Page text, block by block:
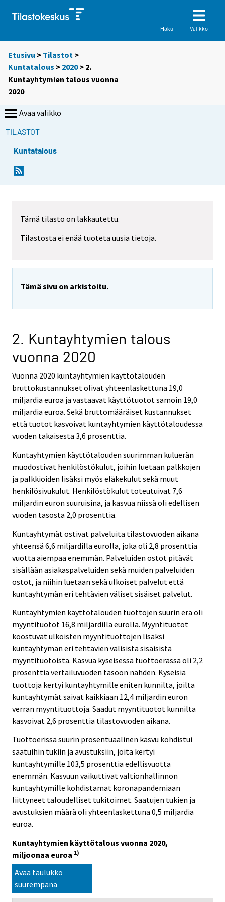
Haku Valikko
Etusivu > Tilastot >
Kuntatalous > 2020> 2.
Kuntayhtymien talous vuonna
2020
Avaa valikko
TILASTOT
Kuntatalous
Tämä tilasto on lakkautettu.
Tilastosta ei enää tuoteta uusia tietoja.
Tämä sivu on arkistoitu.
2. Kuntayhtymien talous
vuonna 2020
Vuonna 2020 kuntayhtymien käyttötalouden
bruttokustannukset olivat yhteenlaskettuna 19,0
miljardia euroa ja vastaavat käyttötuotot samoin 19,0
miljardia euroa. Sekä bruttomääräiset kustannukset
että tuotot kasvoivat kuntayhtymien käyttötaloudessa
vuoden takaisesta 3,6 prosenttia.
Kuntayhtymien käyttötalouden suurimman kuluerän
muodostivat henkilöstökulut, joihin luetaan palkkojen
ja palkkioiden lisäksi myös eläkekulut sekä muut
henkilösivukulut. Henkilöstökulut toteutuivat 7,6
miljardin euron suuruisina, ja kasvua niissä oli edellisen
vuoden tasosta 2,0 prosenttia.
Kuntayhtymät ostivat palveluita tilastovuoden aikana
yhteensä 6,6 miljardilla eurolla, joka oli 2,8 prosenttia
vuotta aiempaa enemmän. Palveluiden ostot pitävät
sisällään asiakaspalveluiden sekä muiden palveluiden
ostot, ja niihin luetaan sekä ulkoiset palvelut että
kuntayhtymän eri tehtävien väliset sisäiset palvelut.
Kuntayhtymien käyttötalouden tuottojen suurin erä oli
myyntituotot 16,8 miljardilla eurolla. Myyntituotot
koostuvat ulkoisten myyntituottojen lisäksi
kuntayhtymän eri tehtävien välisistä sisäisistä
myyntituotoista. Kasvua kyseisessä tuottoerässä oli 2,2
prosenttia vertailuvuoden tasoon nähden. Kyseisiä
tuottoja kertyi kuntayhtymille eniten kunnilta, joilta
kuntayhtymät saivat kaikkiaan 12,4 miljardin euron
verran myyntituottoja. Saadut myyntituotot kunnilta
kasvoivat 2,6 prosenttia tilastovuoden aikana.
Tuottoerissä suurin prosentuaalinen kasvu kohdistui
saatuihin tukiin ja avustuksiin, joita kertyi
kuntayhtymille 103,5 prosenttia edellisvuotta
enemmän. Kasvuun vaikuttivat valtionhallinnon
kuntayhtymille kohdistamat koronapandemiaan
liittyneet taloudelliset tukitoimet. Saatujen tukien ja
avustuksien määrä oli yhteenlaskettuna 0,5 miljardia
euroa.
Kuntayhtymien käyttötalous vuonna 2020,
miljoonaa euroa 1)
Avaa taulukko
suurempana